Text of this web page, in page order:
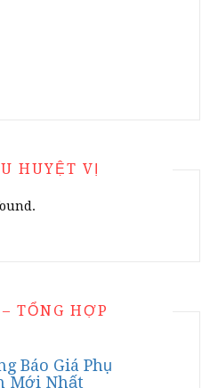
HUYỆT VỊ
TỔNG HỢP
Báo Giá Phụ
Mới Nhất